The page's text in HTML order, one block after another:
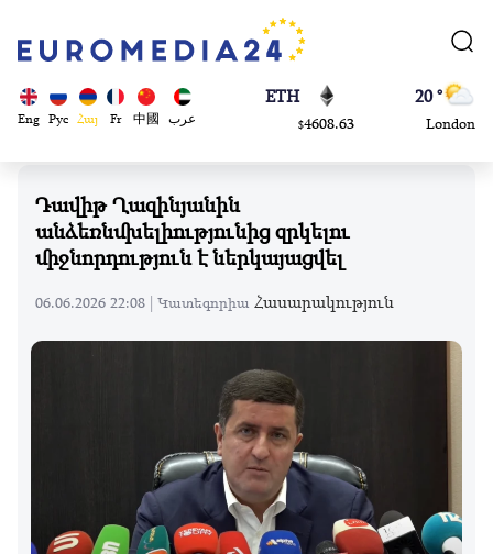
Eng Рус Հայ Fr 中國 عرب
ADA
ETH
$4608.63
20 °
London
Madrid
Դավիթ Ղազինյանին
անձեռնմխելիությունից զրկելու
միջնորդություն է ներկայացվել
06.06.2026 22:08 | Կատեգորիա Հասարակություն